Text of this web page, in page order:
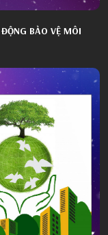
ĐỘNG BẢO VỆ MÔI